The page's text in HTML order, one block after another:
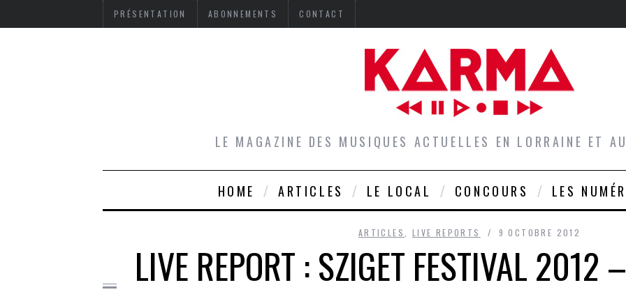
PRÉSENTATION ABONNEMENTS CONTACT
LE MAGAZINE DES MUSIQUES ACTUELLES EN LORRAINE ET
HOME ARTICLES LE LOCAL CONCOURS LES
ARTICLES LIVE REPORTS 9 OCTOBRE 2012
LIVE REPORT : SZIGET FESTIVAL 2012